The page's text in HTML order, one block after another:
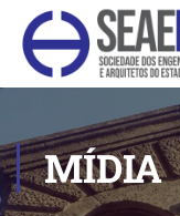
MÍDIA